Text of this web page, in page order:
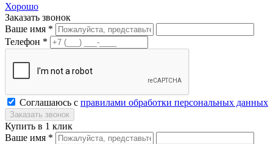
Хорошо
Заказать звонок
Ваше имя *
Телефон *
Соглашаюсь с правилами обработки персональных данных
Купить в 1 клик
Ваше имя *